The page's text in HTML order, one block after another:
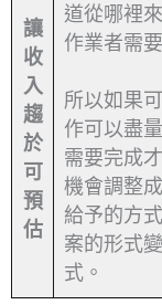
讓
收
入
趨
於
可
預
估
道從哪裡
作業者需
所以如果
作可以盡
需要完成
機會調整
給予的方
案的形式
式。